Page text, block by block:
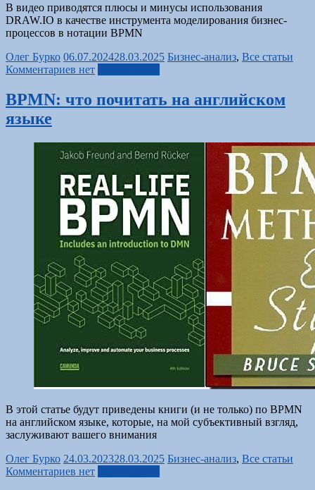
В видео приводятся плюсы и минусы использования
DRAW.IO в качестве инструмента моделирования бизнес-
процессов в нотации BPMN
Олег Бурко 06.07.202428.03.2025 Бизнес-анализ, Все статьи
Комментариев нет
BPMN: что почитать на английском
языке
В этой статье будут приведены книги (и не только) по BPMN
на английском языке, которые, на мой субъективный взгляд,
заслуживают вашего внимания
Олег Бурко 24.03.202328.03.2025 Бизнес-анализ, Все статьи
Комментариев нет